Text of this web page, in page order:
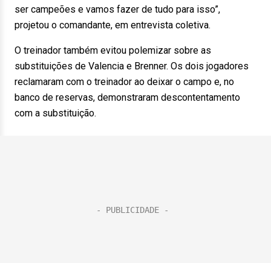
ser campeões e vamos fazer de tudo para isso”,
projetou o comandante, em entrevista coletiva.
O treinador também evitou polemizar sobre as
substituições de Valencia e Brenner. Os dois jogadores
reclamaram com o treinador ao deixar o campo e, no
banco de reservas, demonstraram descontentamento
com a substituição.